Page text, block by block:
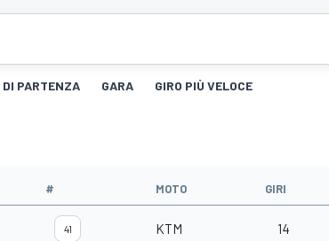
DI PARTENZA GARA GIRO PIÙ VELOCE
# MOTO GIRI
41 KTM 14